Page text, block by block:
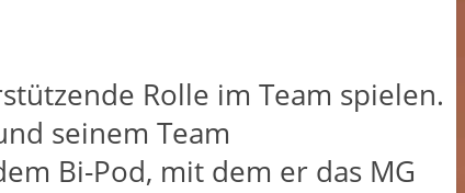
Rolle im Team spielen.
seinem Team
Bi-Pod, mit dem er das MG